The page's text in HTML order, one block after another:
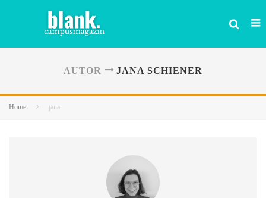
AUTOR JANA SCHIENER
Home jana